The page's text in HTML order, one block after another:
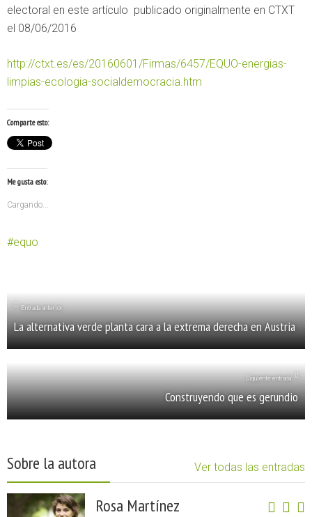
electoral en este artículo publicado originalmente en CTXT
el 08/06/2016
http://ctxt.es/es/20160601/Firmas/6457/EQUO-energias-
limpias-ecologia-socialdemocracia.htm
Comparte esto:
Me gusta esto:
Cargando...
equo
Entrada anterior
La alternativa verde planta cara a la extrema derecha en Austria
Siquiente entrada
Construyendo que es gerundio
Sobre la autora Ver todas las entradas
Rosa Martínez